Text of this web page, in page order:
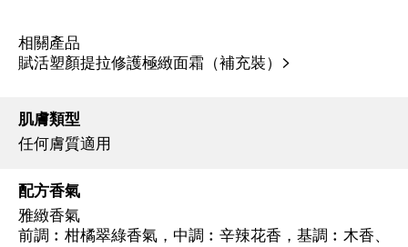
相關產品
賦活塑顏提拉修護極緻面霜（補充裝）>
肌膚類型
任何膚質適用
配方香氣
雅緻香氣
前調︰柑橘翠綠香氣，中調︰辛辣花香，基調︰木香、